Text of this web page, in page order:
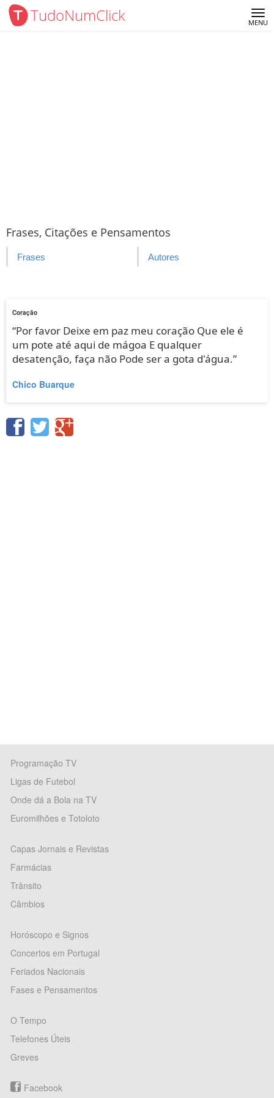
TudoNumClick MENU
Frases, Citações e Pensamentos
Frases Autores
Coração
“Por favor Deixe em paz meu coração Que ele é
um pote até aqui de mágoa E qualquer
desatenção, faça não Pode ser a gota d'água.”
Chico Buarque
Programação TV
Ligas de Futebol
Onde dá a Bola na TV
Euromilhões e Totoloto
Capas Jornais e Revistas
Farmácias
Trânsito
Câmbios
Horóscopo e Signos
Concertos em Portugal
Feriados Nacionais
Fases e Pensamentos
O Tempo
Telefones Úteis
Greves
Facebook